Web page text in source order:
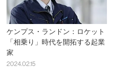
ケンプス・ランドン：ロケット
「相乗り」時代を開拓する起業
家
2024.02.15